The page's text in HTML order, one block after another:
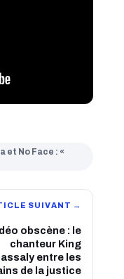
et No Face : «
SUIVANT →
obscène : le
chanteur King
entre les
de la justice